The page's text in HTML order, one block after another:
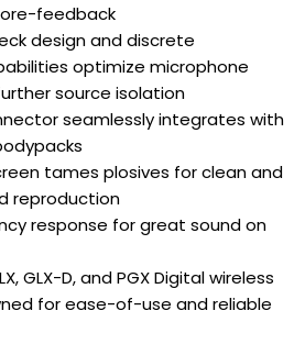
feedback
design and discrete
optimize microphone
source isolation
seamlessly integrates with
tames plosives for clean and
reproduction
response for great sound on
GLX-D, and PGX Digital wireless
for ease-of-use and reliable